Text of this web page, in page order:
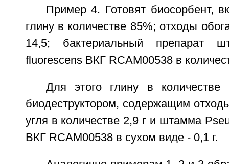
Пример 4. Готовят биосорбент,
глину в количестве 85%; отходы
14,5; бактериальный препарат
fluorescens ВКГ RCAM00538 в
Для этого глину в
биодеструктором, содержащим
угля в количестве 2,9 г и штамма
ВКГ RCAM00538 в сухом виде - 0,1 г.